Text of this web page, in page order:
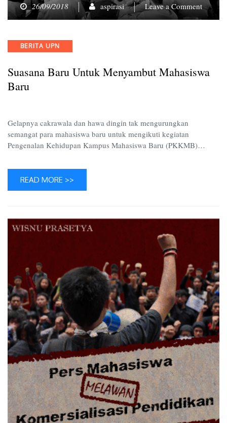
26/09/2018 aspirasi Leave a Commenton
Suasana
Baru
Categories
BERITA UPN
Suasana Baru Untuk Menyambut Mahasiswa
Baru
Gelapnya cakrawala dan hawa dingin tak mengurungkan
semangat para mahasiswa baru untuk mengikuti kegiatan
Pengenalan Kehidupan Kampus Mahasiswa Baru (PKKMB)…
READ MORE >>